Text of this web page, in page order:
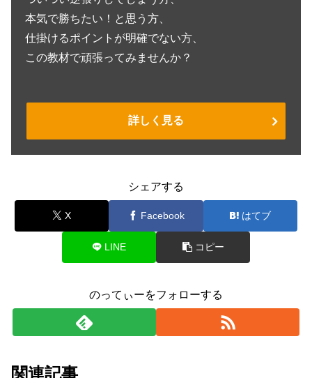
本気で勝ちたい！と思う方、
仕掛けるポイントが明確でない方、
この教材で頑張ってみませんか？
詳しく見る
シェアする
X Facebook はてブ
LINE コピー
のってぃーをフォローする
関連記事